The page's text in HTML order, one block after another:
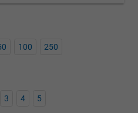
100 250
3 4 5